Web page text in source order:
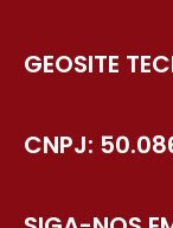
CNPJ:
GEOSITE